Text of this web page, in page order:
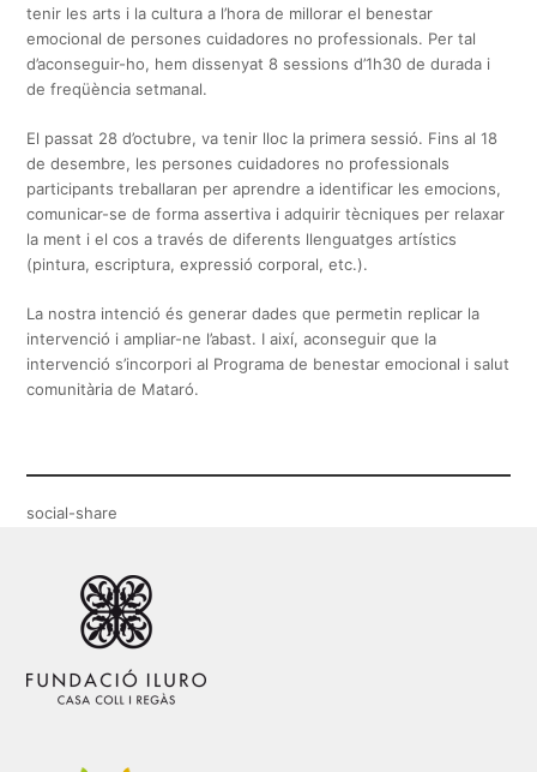
tenir les arts i la cultura a l’hora de millorar el benestar
emocional de persones cuidadores no professionals. Per tal
d’aconseguir-ho, hem dissenyat 8 sessions d’1h30 de durada i
de freqüència setmanal.
El passat 28 d’octubre, va tenir lloc la primera sessió. Fins al 18
de desembre, les persones cuidadores no professionals
participants treballaran per aprendre a identificar les emocions,
comunicar-se de forma assertiva i adquirir tècniques per relaxar
la ment i el cos a través de diferents llenguatges artístics
(pintura, escriptura, expressió corporal, etc.).
La nostra intenció és generar dades que permetin replicar la
intervenció i ampliar-ne l’abast. I així, aconseguir que la
intervenció s’incorpori al Programa de benestar emocional i salut
comunitària de Mataró.
social-share